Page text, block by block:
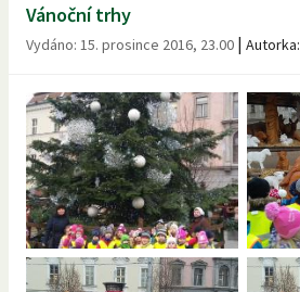
Vánoční trhy
Vydáno: 15. prosince 2016, 23.00 | Autorka: